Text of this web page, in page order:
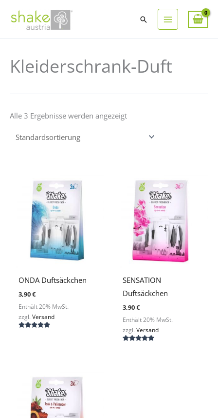
Suchen
Kleiderschrank-Duft
Alle 3 Ergebnisse werden angezeigt
ONDA Duftsäckchen
3,90€
Enthält 20% MwSt.
zzgl. Versand
SENSATION
Duftsäckchen
3,90€
Enthält 20% MwSt.
zzgl. Versand